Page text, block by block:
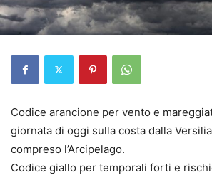
Codice arancione per vento e
giornata di oggi sulla costa dalla
compreso l’Arcipelago.
Codice giallo per temporali forti e